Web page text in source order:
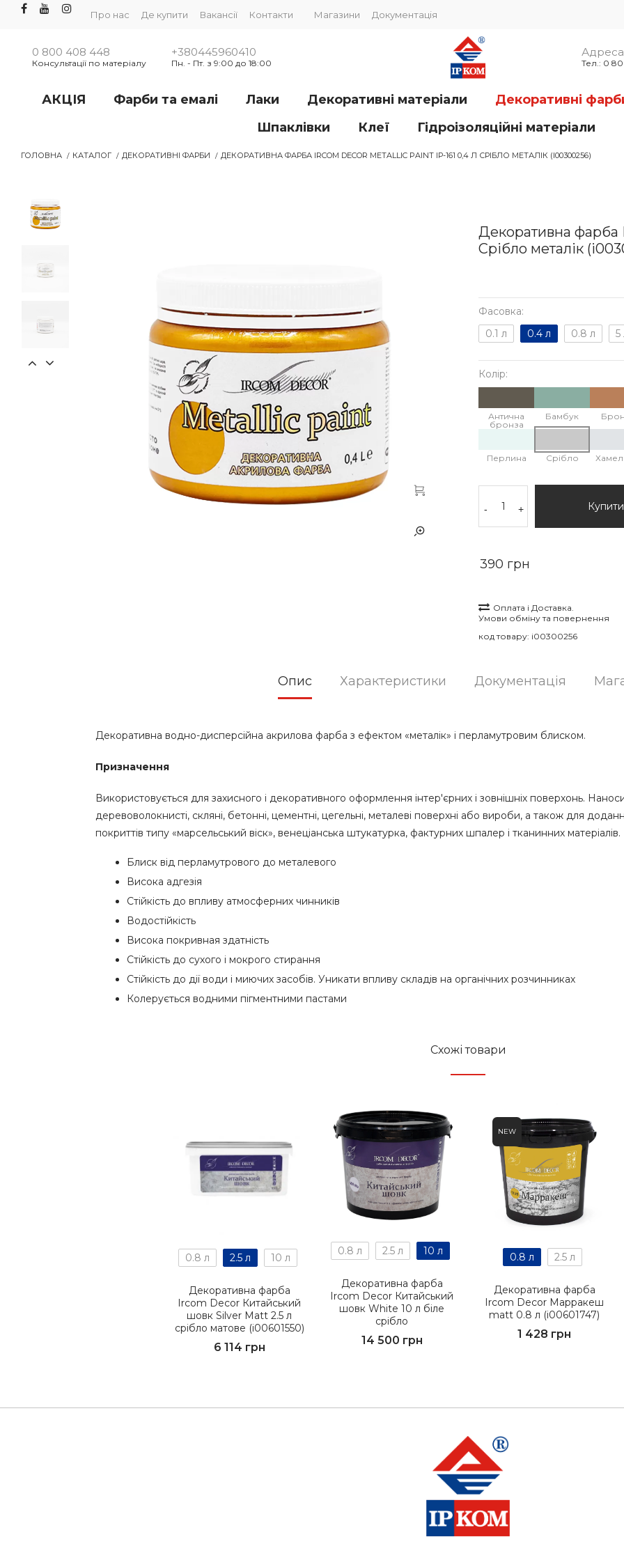
Про нас Де купити Вакансії Контакти Магазини Документація
0 800 408 448
Консультації по матеріалу
+380445960410
Пн. - Пт. з 9:00 до 18:00
Адреса
Тел.: 0
АКЦІЯ Фарби та емалі Лаки Декоративні матеріали
Декоративні
Шпаклівки
Клеї Гідроізоляційні матеріали
ГОЛОВНА КАТАЛОГ ДЕКОРАТИВНІ ФАРБИ ДЕКОРАТИВНА ФАРБА IRCOM DECOR METALLIC PAINT IР-161 0,4 Л СРІБЛО МЕТАЛІК (I00300256)
Декоративна фарба
Срібло металік
Фасовка:
0.1 л
0.4 л 0.8 л 5
Колір:
Антична
бронза
Бамбук
Перлина Срібло
- + Купити
390 грн
Оплата і Доставка.
Умови обміну та повернення
код товару: i00300256
Опис Характеристики Документація
Декоративна водно-дисперсійна акрилова фарба з ефектом «металік» і перламутровим блиском.
Призначення
Використовується для захисного і декоративного оформлення інтер'єрних і зовнішніх поверхонь.
деревоволокнисті, скляні, бетонні, цементні, цегельні, металеві поверхні або вироби, а також для
покриттів типу «марсельський віск», венеціанська штукатурка, фактурних шпалер і тканинних матеріалів.
Блиск від перламутрового до металевого
Висока адгезія
Стійкість до впливу атмосферних чинників
Водостійкість
Висока покривная здатність
Стійкість до сухого і мокрого стирання
Стійкість до дії води і миючих засобів. Уникати впливу складів на органічних розчинниках
Колерується водними пігментними пастами
Схожі товари
0.8 л 2.5 л 10 л
Декоративна фарба
Ircom Decor Китайський
шовк Silver Matt 2.5 л
срібло матове (i00601550)
6 114 грн
0.8 л 2.5 л 10 л
Декоративна фарба
Ircom Decor Китайський
шовк Whіte 10 л біле
срібло
14 500 грн
NEW
0.8 л 2.5 л
Декоративна фарба
Ircom Decor Марракеш
matt 0.8 л (i00601747)
1 428 грн